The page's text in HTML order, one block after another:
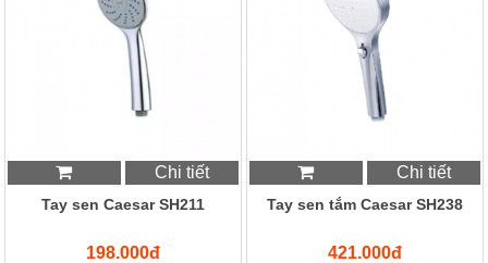
Chi tiết
Tay sen Caesar SH211
198.000đ
Chi tiết
Tay sen tắm Caesar SH238
421.000đ